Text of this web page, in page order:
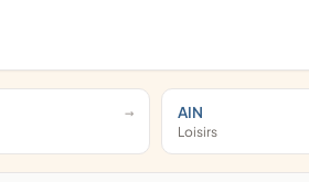
AIN
Loisirs